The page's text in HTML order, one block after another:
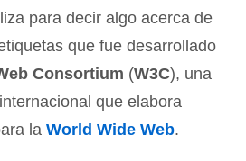
para decir algo acerca de
que fue desarrollado
Consortium (W3C), una
que elabora
la World Wide Web.